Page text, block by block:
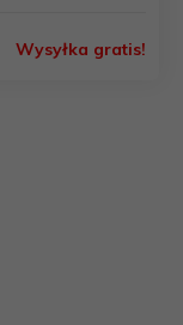
Wysyłka gratis!